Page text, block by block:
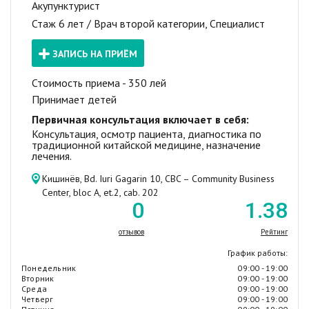
Акупунктурист
Стаж 6 лет / Врач второй категории, Специалист
ЗАПИСЬ НА ПРИЁМ
Стоимость приема - 350 лей
Принимает детей
Первичная консультация включает в себя:
Консультация, осмотр пациента, диагностика по
традиционной китайской медицине, назначение
лечения.
Кишинёв, Bd. Iuri Gagarin 10, CBC – Community Business
Center, bloc A, et.2, cab. 202
0
отзывов
1 .38
Рейтинг
График работы:
Понедельник
Вторник
Среда
Четверг
09:00 - 19:00
09:00 - 19:00
09:00 - 19:00
09:00 - 19:00